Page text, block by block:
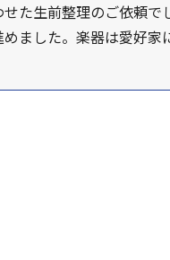
た生前整理のご依頼
ました。楽器は愛好家